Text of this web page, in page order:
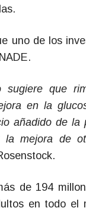
uno de los
sugiere que
en la
añadido de la
la mejora de
de 194
en todo el